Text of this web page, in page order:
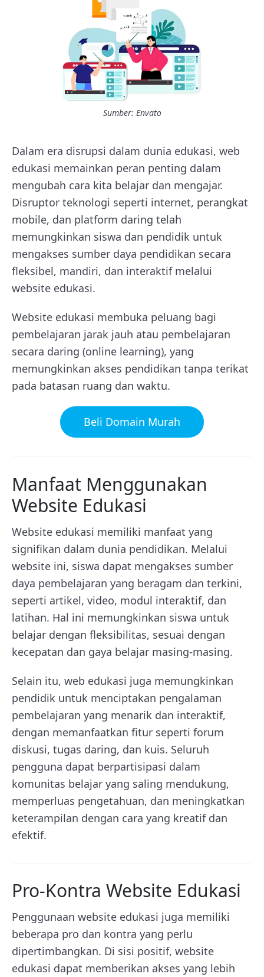
Sumber: Envato
Dalam era disrupsi dalam dunia edukasi, web
edukasi memainkan peran penting dalam
mengubah cara kita belajar dan mengajar.
Disruptor teknologi seperti internet, perangkat
mobile, dan platform daring telah
memungkinkan siswa dan pendidik untuk
mengakses sumber daya pendidikan secara
fleksibel, mandiri, dan interaktif melalui
website edukasi.
Website edukasi membuka peluang bagi
pembelajaran jarak jauh atau pembelajaran
secara daring (online learning), yang
memungkinkan akses pendidikan tanpa terikat
pada batasan ruang dan waktu.
Beli Domain Murah
Manfaat Menggunakan
Website Edukasi
Website edukasi memiliki manfaat yang
signifikan dalam dunia pendidikan. Melalui
website ini, siswa dapat mengakses sumber
daya pembelajaran yang beragam dan terkini,
seperti artikel, video, modul interaktif, dan
latihan. Hal ini memungkinkan siswa untuk
belajar dengan fleksibilitas, sesuai dengan
kecepatan dan gaya belajar masing-masing.
Selain itu, web edukasi juga memungkinkan
pendidik untuk menciptakan pengalaman
pembelajaran yang menarik dan interaktif,
dengan memanfaatkan fitur seperti forum
diskusi, tugas daring, dan kuis. Seluruh
pengguna dapat berpartisipasi dalam
komunitas belajar yang saling mendukung,
memperluas pengetahuan, dan meningkatkan
keterampilan dengan cara yang kreatif dan
efektif.
Pro-Kontra Website Edukasi
Penggunaan website edukasi juga memiliki
beberapa pro dan kontra yang perlu
dipertimbangkan. Di sisi positif, website
edukasi dapat memberikan akses yang lebih